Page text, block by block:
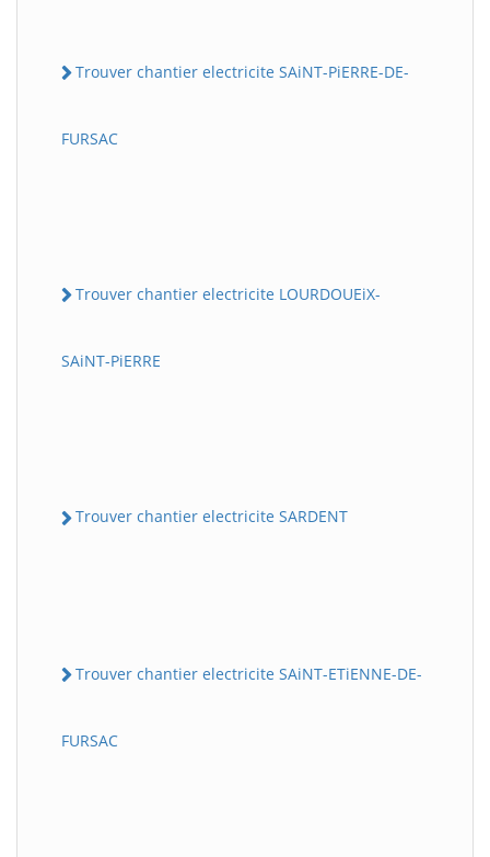
Trouver chantier electricite SAiNT-PiERRE-DE-
FURSAC
Trouver chantier electricite LOURDOUEiX-
SAiNT-PiERRE
Trouver chantier electricite SARDENT
Trouver chantier electricite SAiNT-ETiENNE-DE-
FURSAC